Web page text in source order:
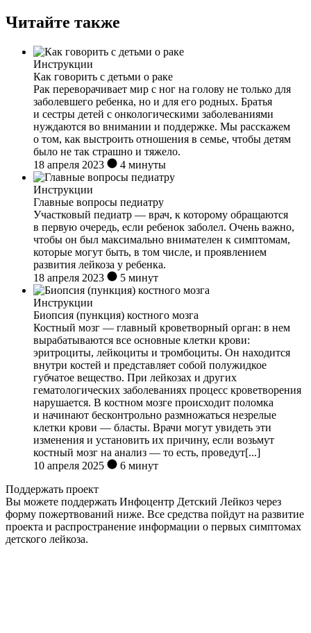
Читайте также
Инструкции
Как говорить с детьми о раке
Рак переворачивает мир с ног на голову не только для
заболевшего ребенка, но и для его родных. Братья
и сестры детей с онкологическими заболеваниями
нуждаются во внимании и поддержке. Мы расскажем
о том, как выстроить отношения в семье, чтобы детям
было не так страшно и тяжело.
18 апреля 2023
4 минуты
Инструкции
Главные вопросы педиатру
Участковый педиатр — врач, к которому обращаются
в первую очередь, если ребенок заболел. Очень важно,
чтобы он был максимально внимателен к симптомам,
которые могут быть, в том числе, и проявлением
развития лейкоза у ребенка.
18 апреля 2023
5 минут
Инструкции
Биопсия (пункция) костного мозга
Костный мозг — главный кроветворный орган: в нем
вырабатываются все основные клетки крови:
эритроциты, лейкоциты и тромбоциты. Он находится
внутри костей и представляет собой полужидкое
губчатое вещество. При лейкозах и других
гематологических заболеваниях процесс кроветворения
нарушается. В костном мозге происходит поломка
и начинают бесконтрольно размножаться незрелые
клетки крови — бласты. Врачи могут увидеть эти
изменения и установить их причину, если возьмут
костный мозг на анализ — то есть, проведут[...]
10 апреля 2025
6 минут
Поддержать проект
Вы можете поддержать Инфоцентр Детский Лейкоз через
форму пожертвований ниже. Все средства пойдут на развитие
проекта и распространение информации о первых симптомах
детского лейкоза.